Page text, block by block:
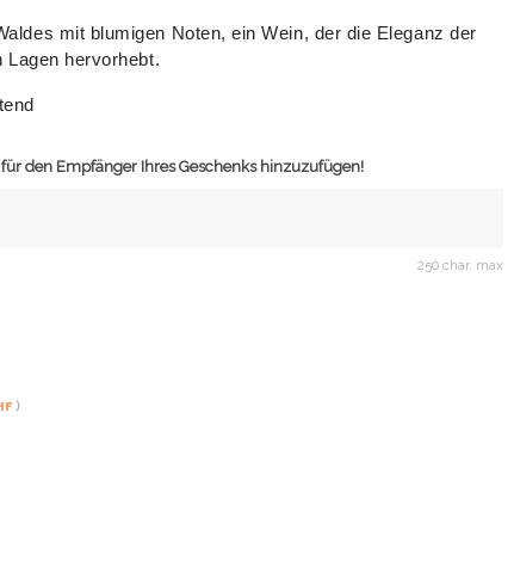
mit blumigen Noten, ein Wein, der die Eleganz der
Lagen hervorhebt.
den Empfänger Ihres Geschenks hinzuzufügen!
250 char. max
)